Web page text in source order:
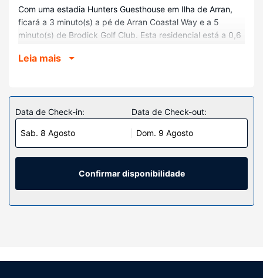
Com uma estadia Hunters Guesthouse em Ilha de Arran,
ficará a 3 minuto(s) a pé de Arran Coastal Way e a 5
minuto(s) de Brodick Golf Club. Esta residencial está a 0,6
a 1,3 km (0,8 mi) de Arran Heritage Museum.
Sinta-se em casa num dos 9 quartos.
Serviço do hotel
Desfrute de fantásticas vistas a partir da açoteia ou tire
incluindo Wi-fi grátis.
Outros serviços
Um serviço de limpeza a seco e armazenamento de
bagagem estão entre o leque de comodidades oferecidas
Leia mais
Data de Check-in:
Sab. 8 Agosto
Data de Check-out:
Dom. 9 Agosto
Confirmar disponibilidade